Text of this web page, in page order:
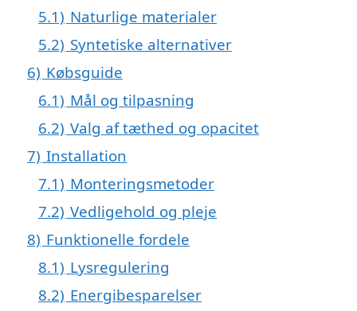
5.1) Naturlige materialer
5.2) Syntetiske alternativer
6) Købsguide
6.1) Mål og tilpasning
6.2) Valg af tæthed og opacitet
7) Installation
7.1) Monteringsmetoder
7.2) Vedligehold og pleje
8) Funktionelle fordele
8.1) Lysregulering
8.2) Energibesparelser